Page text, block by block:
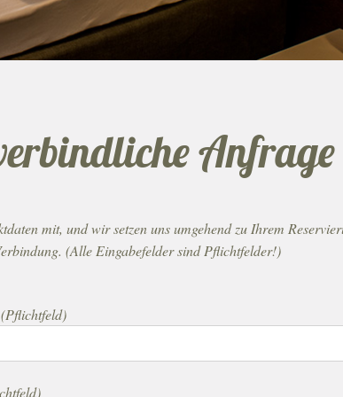
Anfrage
mit, und wir setzen uns umgehend zu Ihrem
(Alle Eingabefelder sind Pflichtfelder!)